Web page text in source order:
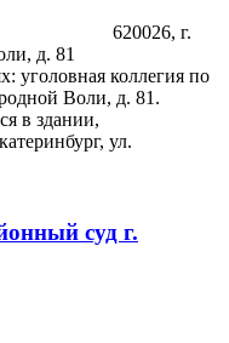
620026, г.
д. 81
уголовная коллегия по
Воли, д. 81.
в здании,
ул.
суд г.